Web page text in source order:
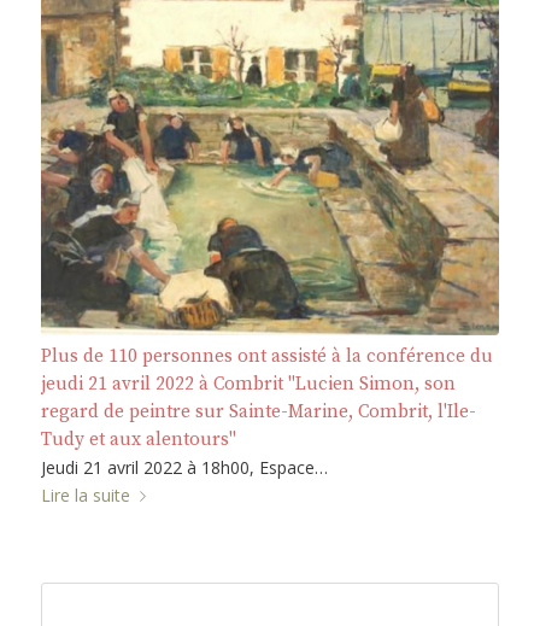
Plus de 110 personnes ont assisté à la conférence du
jeudi 21 avril 2022 à Combrit "Lucien Simon, son
regard de peintre sur Sainte-Marine, Combrit, l'Ile-
Tudy et aux alentours"
Jeudi 21 avril 2022 à 18h00, Espace…
Lire la suite